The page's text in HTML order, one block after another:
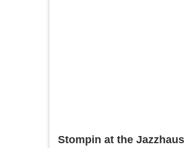
Stompin at the Jazzhaus